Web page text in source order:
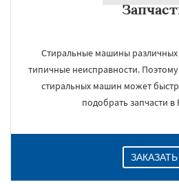
Стиральные машины
типичные неисправности.
стиральных машин может
подобрать запчасти
ЗАКАЗАТЬ